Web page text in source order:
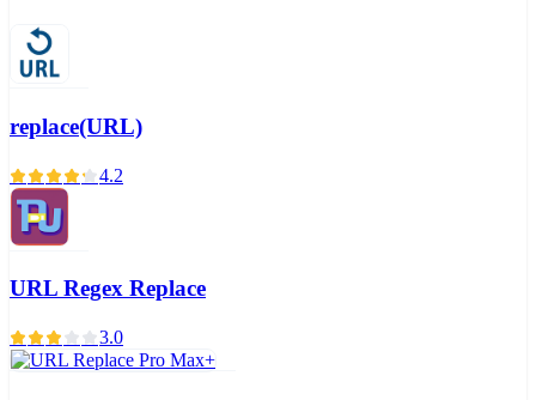
replace(URL)
4.2
URL Regex Replace
3.0